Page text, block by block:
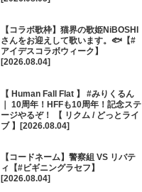
【コラボ歌枠】猫界の歌姫NiBOSHI
さんをお迎えして歌います。🐟【#
アイデスコラボウィーク】
[2026.08.04]
【 Human Fall Flat 】 #みりくるん
｜ 10周年！HFFも10周年！記念ステ
ージやるぞ！ 【 リクム / どっとライ
ブ 】[2026.08.04]
【コードネーム】警察組 VS リバテ
ィ【#ビギニングラセフ】
[2026.08.04]